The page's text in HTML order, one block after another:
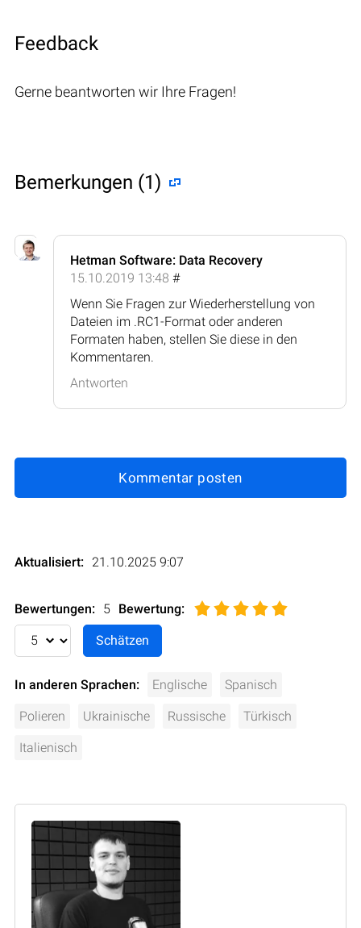
Feedback
Gerne beantworten wir Ihre Fragen!
Bemerkungen (1)
Hetman Software: Data Recovery
15.10.2019 13:48 #
Wenn Sie Fragen zur Wiederherstellung von
Dateien im .RC1-Format oder anderen
Formaten haben, stellen Sie diese in den
Kommentaren.
Antworten
Kommentar posten
Aktualisiert: 21.10.2025 9:07
Bewertungen: 5 Bewertung:
In anderen Sprachen: Englische Spanisch
Polieren Ukrainische Russische Türkisch
Italienisch